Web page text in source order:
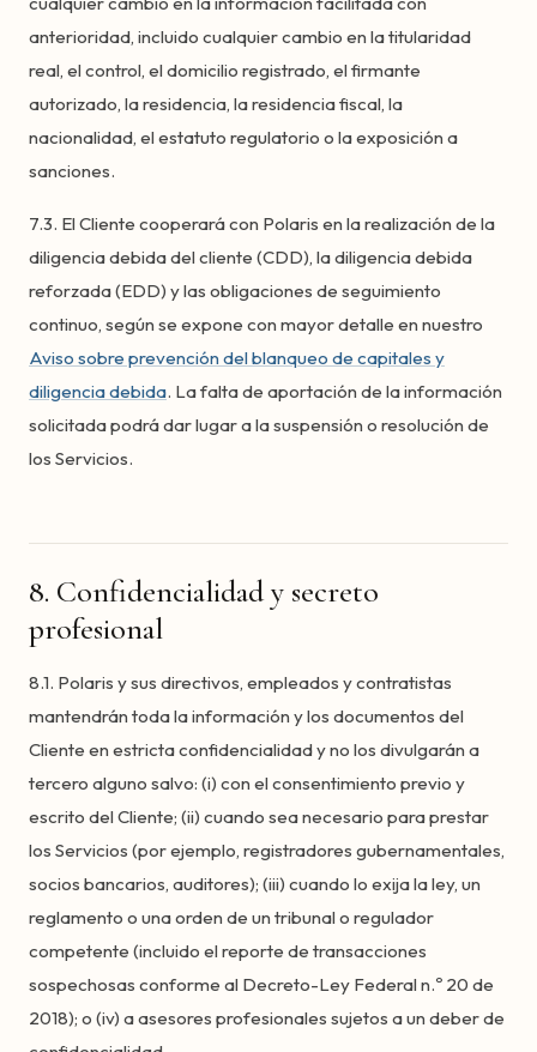
anterioridad, incluido cualquier cambio en la titularidad
real, el control, el domicilio registrado, el firmante
autorizado, la residencia, la residencia fiscal, la
nacionalidad, el estatuto regulatorio o la exposición a
sanciones.
7.3. El Cliente cooperará con Polaris en la realización de la
diligencia debida del cliente (CDD), la diligencia debida
reforzada (EDD) y las obligaciones de seguimiento
continuo, según se expone con mayor detalle en nuestro
Aviso sobre prevención del blanqueo de capitales y
diligencia debida. La falta de aportación de la información
solicitada podrá dar lugar a la suspensión o resolución de
los Servicios.
8. Confidencialidad y secreto
profesional
8.1. Polaris y sus directivos, empleados y contratistas
mantendrán toda la información y los documentos del
Cliente en estricta confidencialidad y no los divulgarán a
tercero alguno salvo: (i) con el consentimiento previo y
escrito del Cliente; (ii) cuando sea necesario para prestar
los Servicios (por ejemplo, registradores gubernamentales,
socios bancarios, auditores); (iii) cuando lo exija la ley, un
reglamento o una orden de un tribunal o regulador
competente (incluido el reporte de transacciones
sospechosas conforme al Decreto-Ley Federal n.º 20 de
2018); o (iv) a asesores profesionales sujetos a un deber de